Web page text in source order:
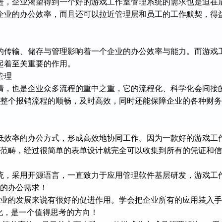
企业渴望得到一个好的游戏工作室管理系统的需求也是迫在
的办公效率，而且还可以拉近管理层和员工的工作默契，得
输、储存与管理影响着一个企业的办公效率与能力。而游戏
至关重要的作用。
理
也是企业众多流程的重中之重，它的流程化、科学化会间接
个报销流程的顺畅，及时高效，同时还能保障企业的各种财务
率的办公方式，形成高效地协同工作。因为一款好的游戏工
畴 ， 经过很简单的表单设计就完全可以收集到所有的凭证和信
，采用开源语言，一直致力于应用管理软件基层研发， 游戏工
办公需求！
的发展来说有很好的促进作用。学会把企业所有的应用装入手
是一个值得思考的方向！